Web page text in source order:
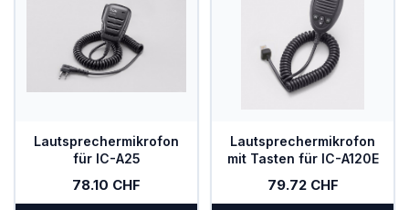
Lautsprechermikrofon
für IC-A25
78.10 CHF
Lautsprechermikrofon
mit Tasten für IC-A120E
79.72 CHF